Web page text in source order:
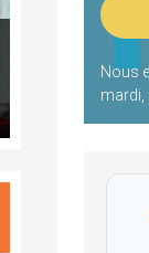
Nous
mardi,